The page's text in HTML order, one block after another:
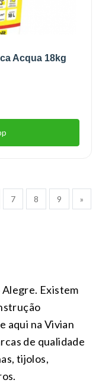
Acqua 18kg
7 8 9 »
Existem
aqui na Vivian
de qualidade
tijolos,